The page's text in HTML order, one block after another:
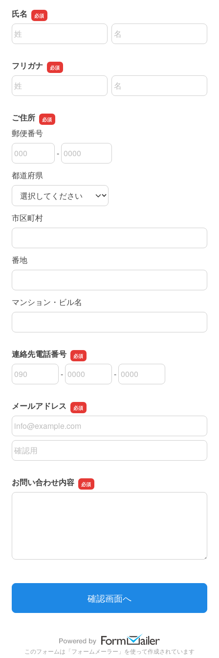
氏名
名前の姓
名前の名
フリガナ
名前の姓
名前の名
ご住所
郵便番号
郵便番号の上3桁
-
郵便番号の下4桁
都道府県
市区町村
番地
マンション・ビル名
連絡先電話番号
連絡先電話番号の市外局番
-
連絡先電話番号の市内局番 -
連絡先電話番号の加入者番号
メールアドレス
メールアドレス
メールアドレスの確認用
お問い合わせ内容
お問い合わせ内容
このフォームは「フォームメーラー」を使って作成されています